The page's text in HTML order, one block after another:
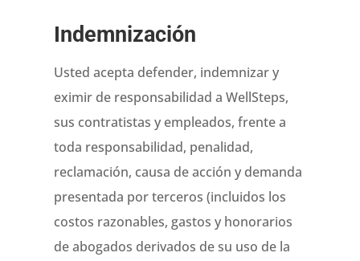
Indemnización
Usted acepta defender, indemnizar y
eximir de responsabilidad a WellSteps,
sus contratistas y empleados, frente a
toda responsabilidad, penalidad,
reclamación, causa de acción y demanda
presentada por terceros (incluidos los
costos razonables, gastos y honorarios
de abogados derivados de su uso de la